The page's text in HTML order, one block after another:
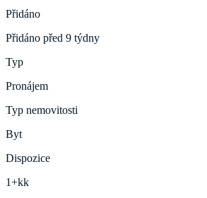
Přidáno
Přidáno před 9 týdny
Typ
Pronájem
Typ nemovitosti
Byt
Dispozice
1+kk